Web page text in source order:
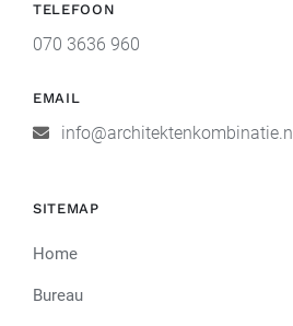
TELEFOON
070 3636 960
EMAIL
info@architektenkombinatie.nl
SITEMAP
Home
Bureau